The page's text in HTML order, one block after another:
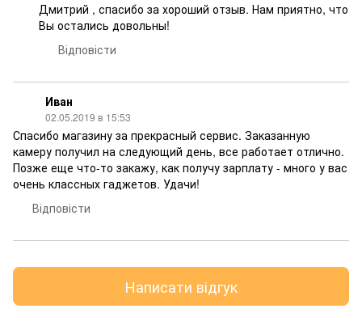
Дмитрий , спасибо за хороший отзыв. Нам приятно, что
Вы остались довольны!
Відповісти
Иван
02.05.2019 в 15:53
Спасибо магазину за прекрасный сервис. Заказанную
камеру получил на следующий день, все работает отлично.
Позже еще что-то закажу, как получу зарплату - много у вас
очень классных гаджетов. Удачи!
Відповісти
Написати відгук